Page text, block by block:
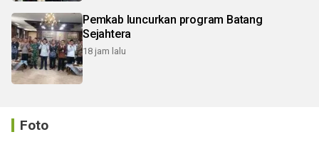
Pemkab luncurkan program Batang
Sejahtera
18 jam lalu
Foto